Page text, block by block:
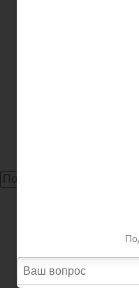
Администрации
Администрация
Белгородской